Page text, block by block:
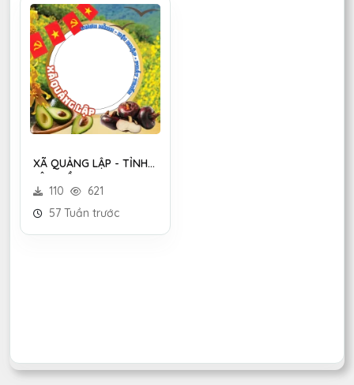
XÃ QUẢNG LẬP - TỈNH
LÂM ĐỒNG
110
621
57 Tuần trước